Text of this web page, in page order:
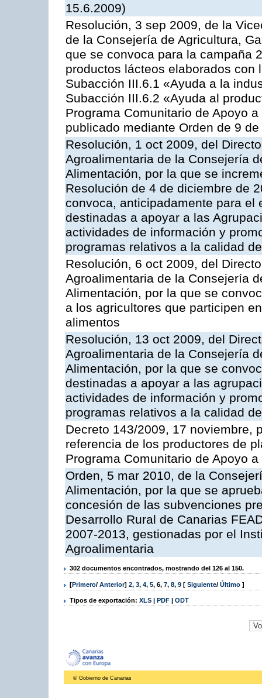
15.6.2009)
Resolución, 3 sep 2009, de la
de la Consejería de Agricultura,
que se convoca para la campaña
productos lácteos elaborados
Subacción III.6.1 «Ayuda a la
Subacción III.6.2 «Ayuda al
Programa Comunitario de Apoyo
publicado mediante Orden de 9
Resolución, 1 oct 2009, del
Agroalimentaria de la Consejería
Alimentación, por la que se
Resolución de 4 de diciembre de
convoca, anticipadamente para el
destinadas a apoyar a las
actividades de información y
programas relativos a la calidad
Resolución, 6 oct 2009, del
Agroalimentaria de la Consejería
Alimentación, por la que se
a los agricultores que participen
alimentos
Resolución, 13 oct 2009, del
Agroalimentaria de la Consejería
Alimentación, por la que se
destinadas a apoyar a las
actividades de información y
programas relativos a la calidad
Decreto 143/2009, 17 noviembre,
referencia de los productores de
Programa Comunitario de Apoyo
Orden, 5 mar 2010, de la
Alimentación, por la que se
concesión de las subvenciones
Desarrollo Rural de Canarias
2007-2013, gestionadas por el
Agroalimentaria
302 documentos encontrados, mostrando del 126 al 150.
[Primero/ Anterior] 2, 3, 4, 5, 6, 7, 8, 9 [ Siguiente/ Último ]
Tipos de exportación: XLS | PDF | ODT
© Gobierno de Canarias